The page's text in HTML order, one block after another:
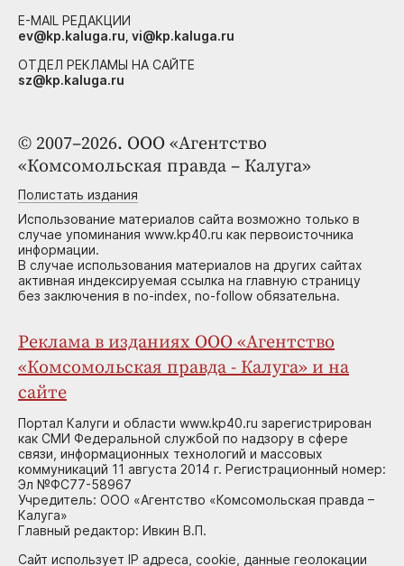
© 2007–2026. ООО «Агентство
«Комсомольская правда – Калуга»
Полистать издания
Использование материалов сайта возможно только в
случае упоминания www.kp40.ru как первоисточника
информации.
В случае использования материалов на других сайтах
активная индексируемая ссылка на главную страницу
без заключения в no-index, no-follow обязательна.
Реклама в изданиях ООО «Агентство
«Комсомольская правда - Калуга» и на
сайте
Портал Калуги и области www.kp40.ru зарегистрирован
как СМИ Федеральной службой по надзору в сфере
связи, информационных технологий и массовых
коммуникаций 11 августа 2014 г. Регистрационный номер:
Эл №ФС77-58967
Учредитель: ООО «Агентство «Комсомольская правда –
Калуга»
Главный редактор: Ивкин В.П.
Сайт использует IP адреса, cookie, данные геолокации
E-MAIL РЕДАКЦИИ
ev@kp.kaluga.ru, vi@kp.kaluga.ru
ОТДЕЛ РЕКЛАМЫ НА САЙТЕ
sz@kp.kaluga.ru